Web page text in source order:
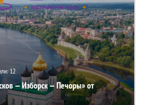
12
— Изборск — Печоры» от